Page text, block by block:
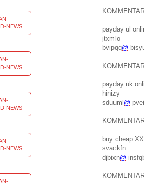
payday ul
jtxmlo
bvipqq@
payday uk
hinizy
sduuml @
buy cheap
svackfn
djbixn@
NEWS
NEWS
NEWS
NEWS